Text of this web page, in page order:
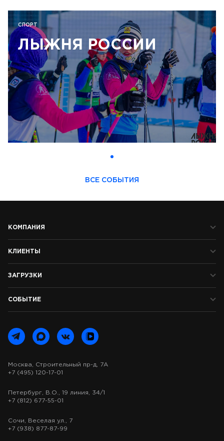
СПОРТ
ЛЫЖНЯ РОССИИ
ВСЕ СОБЫТИЯ
Москва, Строительный пр-д, 7А
+7 (495) 120-17-01
Петербург, В.О., 19 линия, 34/1
+7 (812) 677-55-01
Сочи, Веселая ул., 7
+7 (938) 877-87-99
КОМПАНИЯ
КЛИЕНТЫ
ЗАГРУЗКИ
СОБЫТИЕ